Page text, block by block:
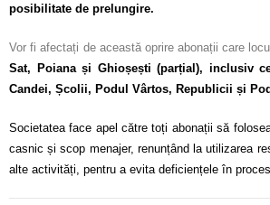
posibilitate de prelungire.
Vor fi afectați de această oprire abonații care
Sat, Poiana și Ghioșești (parțial), inclusiv
Candei, Școlii, Podul Vârtos, Republicii și
Societatea face apel către toți abonații să
casnic și scop menajer, renunțând la utilizarea
alte activități, pentru a evita deficiențele în